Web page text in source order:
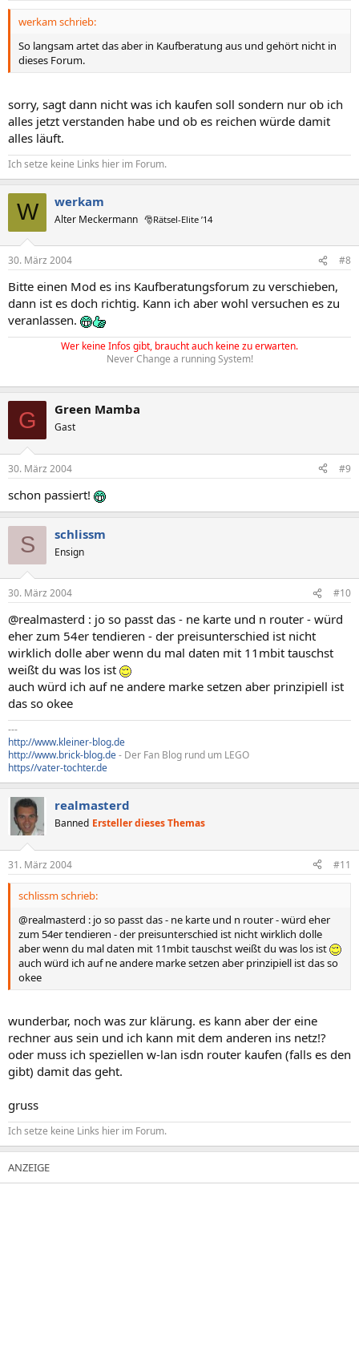
werkam schrieb:
So langsam artet das aber in Kaufberatung aus und gehört nicht in
dieses Forum.
sorry, sagt dann nicht was ich kaufen soll sondern nur ob ich
alles jetzt verstanden habe und ob es reichen würde damit
alles läuft.
Ich setze keine Links hier im Forum.
W werkam
Alter Meckermann 🎅Rätsel-Elite ’14
30. März 2004 #8
Bitte einen Mod es ins Kaufberatungsforum zu verschieben,
dann ist es doch richtig. Kann ich aber wohl versuchen es zu
veranlassen.
Wer keine Infos gibt, braucht auch keine zu erwarten.
Never Change a running System!
G Green Mamba
Gast
30. März 2004 #9
schon passiert!
S schlissm
Ensign
30. März 2004 #10
@realmasterd : jo so passt das - ne karte und n router - würd
eher zum 54er tendieren - der preisunterschied ist nicht
wirklich dolle aber wenn du mal daten mit 11mbit tauschst
weißt du was los ist
auch würd ich auf ne andere marke setzen aber prinzipiell ist
das so okee
---
http://www.kleiner-blog.de
http://www.brick-blog.de- Der Fan Blog rund um LEGO
https//vater-tochter.de
realmasterd
Banned Ersteller dieses Themas
31. März 2004 #11
schlissm schrieb:
@realmasterd : jo so passt das - ne karte und n router - würd eher
zum 54er tendieren - der preisunterschied ist nicht wirklich dolle
aber wenn du mal daten mit 11mbit tauschst weißt du was los ist
auch würd ich auf ne andere marke setzen aber prinzipiell ist das so
okee
wunderbar, noch was zur klärung. es kann aber der eine
rechner aus sein und ich kann mit dem anderen ins netz!?
oder muss ich speziellen w-lan isdn router kaufen (falls es den
gibt) damit das geht.
gruss
Ich setze keine Links hier im Forum.